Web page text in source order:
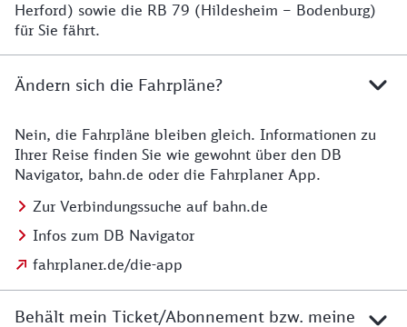
Herford) sowie die RB 79 (Hildesheim – Bodenburg)
für Sie fährt.
Ändern sich die Fahrpläne?
Details zu den Fahrplänen
Nein, die Fahrpläne bleiben gleich. Informationen zu
Ihrer Reise finden Sie wie gewohnt über den DB
Navigator, bahn.de oder die Fahrplaner App.
Zur Verbindungssuche auf bahn.de
Infos zum DB Navigator
fahrplaner.de/die-app
Behält mein Ticket/Abonnement bzw. meine